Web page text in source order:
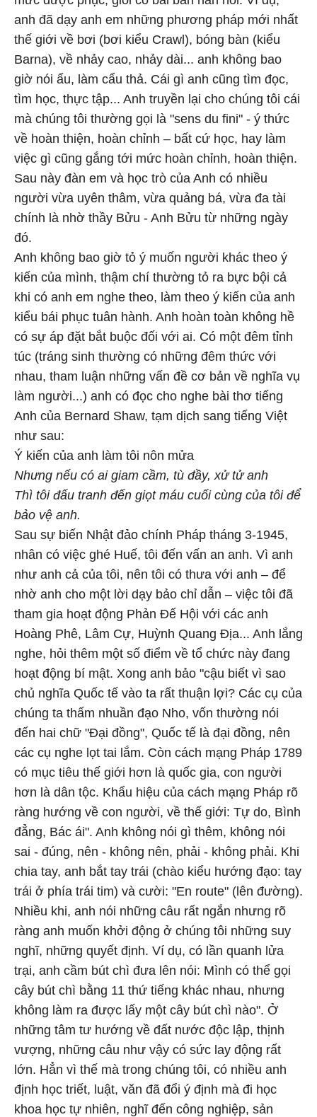
anh đã dạy anh em những phương pháp mới nhất
thế giới về bơi (bơi kiểu Crawl), bóng bàn (kiểu
Barna), về nhảy cao, nhảy dài... anh không bao
giờ nói ẩu, làm cẩu thả. Cái gì anh cũng tìm đọc,
tìm học, thực tập... Anh truyền lại cho chúng tôi cái
mà chúng tôi thường gọi là "sens du fini" - ý thức
về hoàn thiện, hoàn chỉnh – bất cứ học, hay làm
việc gì cũng gắng tới mức hoàn chỉnh, hoàn thiện.
Sau này đàn em và học trò của Anh có nhiều
người vừa uyên thâm, vừa quảng bá, vừa đa tài
chính là nhờ thầy Bửu - Anh Bửu từ những ngày
đó.
Anh không bao giờ tỏ ý muốn người khác theo ý
kiến của mình, thậm chí thường tỏ ra bực bội cả
khi có anh em nghe theo, làm theo ý kiến của anh
kiểu bái phục tuân hành. Anh hoàn toàn không hề
có sự áp đặt bắt buộc đối với ai. Có một đêm tỉnh
túc (tráng sinh thường có những đêm thức với
nhau, tham luận những vấn đề cơ bản về nghĩa vụ
làm người...) anh có đọc cho nghe bài thơ tiếng
Anh của Bernard Shaw, tạm dịch sang tiếng Việt
như sau:
Ý kiến của anh làm tôi nôn mửa
Nhưng nếu có ai giam cầm, tù đầy, xử tử anh
Thì tôi đấu tranh đến giọt máu cuối cùng của tôi để
bảo vệ anh.
Sau sự biến Nhật đảo chính Pháp tháng 3-1945,
nhân có việc ghé Huế, tôi đến vấn an anh. Vì anh
như anh cả của tôi, nên tôi có thưa với anh – để
nhờ anh cho một lời dạy bảo chỉ dẫn – việc tôi đã
tham gia hoạt động Phản Đế Hội với các anh
Hoàng Phê, Lâm Cự, Huỳnh Quang Địa... Anh lắng
nghe, hỏi thêm một số điểm về tổ chức này đang
hoạt động bí mật. Xong anh bảo "cậu biết vì sao
chủ nghĩa Quốc tế vào ta rất thuận lợi? Các cụ của
chúng ta thấm nhuần đạo Nho, vốn thường nói
đến hai chữ "Đại đồng", Quốc tế là đại đồng, nên
các cụ nghe lọt tai lắm. Còn cách mạng Pháp 1789
có mục tiêu thế giới hơn là quốc gia, con người
hơn là dân tộc. Khẩu hiệu của cách mạng Pháp rõ
ràng hướng về con người, về thế giới: Tự do, Bình
đẳng, Bác ái". Anh không nói gì thêm, không nói
sai - đúng, nên - không nên, phải - không phải. Khi
chia tay, anh bắt tay trái (chào kiểu hướng đạo: tay
trái ở phía trái tim) và cười: "En route" (lên đường).
Nhiều khi, anh nói những câu rất ngắn nhưng rõ
ràng anh muốn khởi động ở chúng tôi những suy
nghĩ, những quyết định. Ví dụ, có lần quanh lửa
trại, anh cầm bút chì đưa lên nói: Mình có thể gọi
cây bút chì bằng 11 thứ tiếng khác nhau, nhưng
không làm ra được lấy một cây bút chì nào". Ở
những tâm tư hướng về đất nước độc lập, thịnh
vượng, những câu như vậy có sức lay động rất
lớn. Hẳn vì thế mà trong chúng tôi, có nhiều anh
định học triết, luật, văn đã đổi ý định mà đi học
khoa học tự nhiên, nghĩ đến công nghiệp, sản